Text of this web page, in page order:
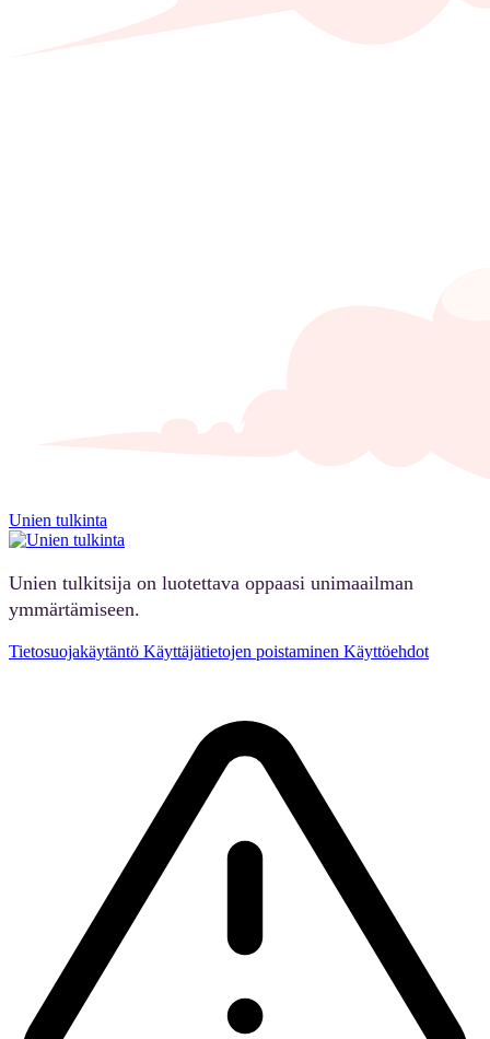
Unien tulkinta
Unien tulkitsija on luotettava oppaasi unimaailman
ymmärtämiseen.
Tietosuojakäytäntö Käyttäjätietojen poistaminen Käyttöehdot